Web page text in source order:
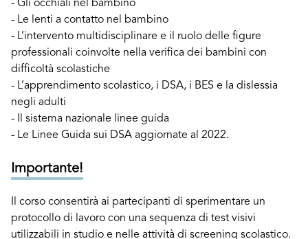
- Gli occhiali nel bambino
- Le lenti a contatto nel bambino
- L’intervento multidisciplinare e il ruolo delle figure
professionali coinvolte nella verifica dei bambini con
difficoltà scolastiche
- L’apprendimento scolastico, i DSA, i BES e la dislessia
negli adulti
- Il sistema nazionale linee guida
- Le Linee Guida sui DSA aggiornate al 2022.
Importante!
Il corso consentirà ai partecipanti di sperimentare un
protocollo di lavoro con una sequenza di test visivi
utilizzabili in studio e nelle attività di screening scolastico.